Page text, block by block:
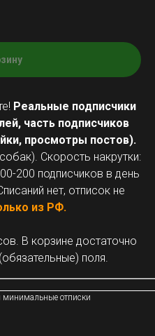
Реальные подписчики
часть подписчиков
просмотры постов).
Скорость накрутки:
200 подписчиков в день
нет, отписок не
из РФ.
В корзине достаточно
поля.
минимальные отписки